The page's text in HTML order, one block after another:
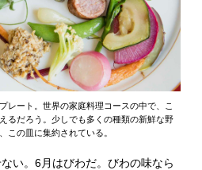
レート。世界の家庭料理コースの中で、こ
るだろう。少しでも多くの種類の新鮮な野
この皿に集約されている。
い。6月はびわだ。びわの味なら